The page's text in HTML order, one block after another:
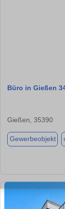
Büro in Gießen
Gießen, 35390
Gewerbeobjekt